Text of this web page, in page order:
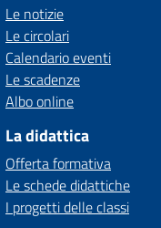
Le notizie
Le circolari
Calendario eventi
Le scadenze
Albo online
La didattica
Offerta formativa
Le schede didattiche
I progetti delle classi